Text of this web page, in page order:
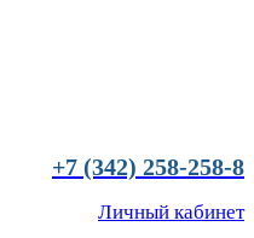
+7 (342) 258-258-8
Личный кабинет